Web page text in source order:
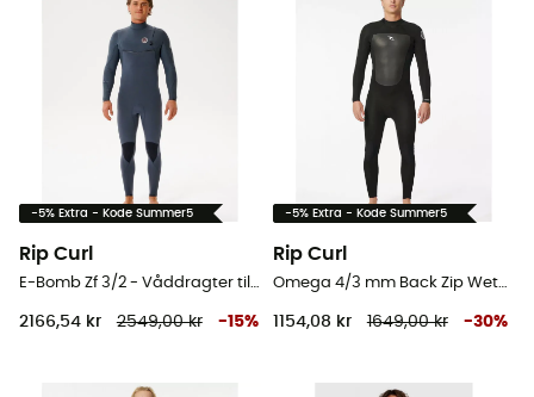
-5% Extra - Kode Summer5
Rip Curl
E-Bomb Zf 3/2 - Våddragter til surf - Herrer
2166,54 kr 2549,00 kr -15%
-5% Extra - Kode Summer5
Rip Curl
Omega 4/3 mm Back Zip Wetsuit - Våddragter til surf - Herrer
1154,08 kr 1649,00 kr -30%